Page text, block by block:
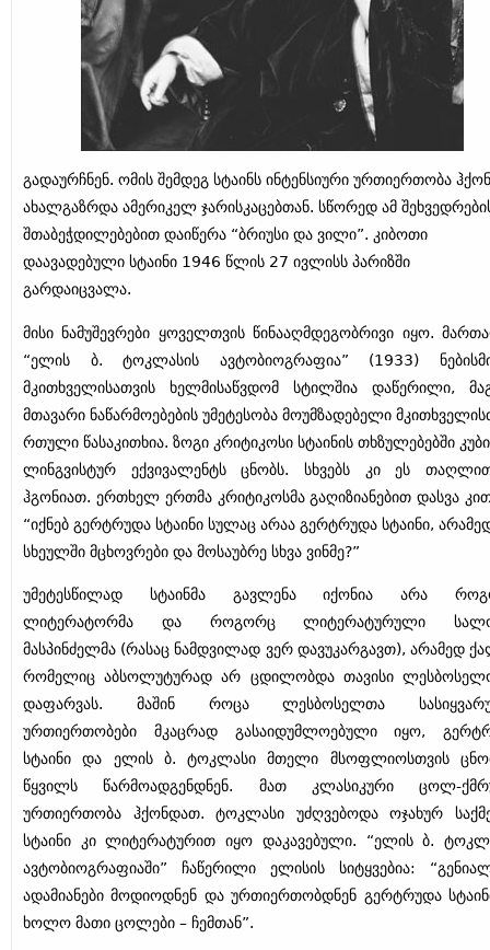
გადაურჩნენ. ომის შემდეგ სტაინს ინტენსიური ურთიერთობა
ახალგაზრდა ამერიკელ ჯარისკაცებთან. სწორედ ამ
შთაბეჭდილებებით დაიწერა “ბრიუსი და ვილი”. კიბოთი
დაავადებული სტაინი 1946 წლის 27 ივლისს პარიზში
გარდაიცვალა.
მისი ნამუშევრები ყოველთვის წინააღმდეგობრივი იყო.
“ელის ბ. ტოკლასის ავტობიოგრაფია” (1933)
მკითხველისათვის ხელმისაწვდომ სტილშია დაწერილი,
მთავარი ნაწარმოებების უმეტესობა მოუმზადებელი
რთული წასაკითხია. ზოგი კრიტიკოსი სტაინის თხზულებებში
ლინგვისტურ ექვივალენტს ცნობს. სხვებს კი ეს
ჰგონიათ. ერთხელ ერთმა კრიტიკოსმა გაღიზიანებით დასვა
“იქნებ გერტრუდა სტაინი სულაც არაა გერტრუდა სტაინი,
სხეულში მცხოვრები და მოსაუბრე სხვა ვინმე?”
უმეტესწილად სტაინმა გავლენა იქონია არა
ლიტერატორმა და როგორც ლიტერატურული
მასპინძელმა (რასაც ნამდვილად ვერ დავუკარგავთ), არამედ
რომელიც აბსოლუტურად არ ცდილობდა თავისი
დაფარვას. მაშინ როცა ლესბოსელთა
ურთიერთობები მკაცრად გასაიდუმლოებული იყო,
სტაინი და ელის ბ. ტოკლასი მთელი მსოფლიოსთვის
წყვილს წარმოადგენდნენ. მათ კლასიკური ცოლ-
ურთიერთობა ჰქონდათ. ტოკლასი უძღვებოდა ოჯახურ
სტაინი კი ლიტერატურით იყო დაკავებული. “ელის ბ.
ავტობიოგრაფიაში” ჩაწერილი ელისის სიტყვებია:
ადამიანები მოდიოდნენ და ურთიერთობდნენ გერტრუდა
ხოლო მათი ცოლები – ჩემთან”.